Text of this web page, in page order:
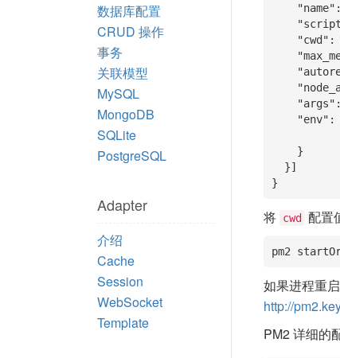
数据库配置
CRUD 操作
事务
关联模型
MySQL
MongoDB
SQLite
PostgreSQL
Adapter
介绍
Cache
Session
WebSocket
Template
}
将 cwd 配置
pm2
如果进程重
http://
PM2 详细的